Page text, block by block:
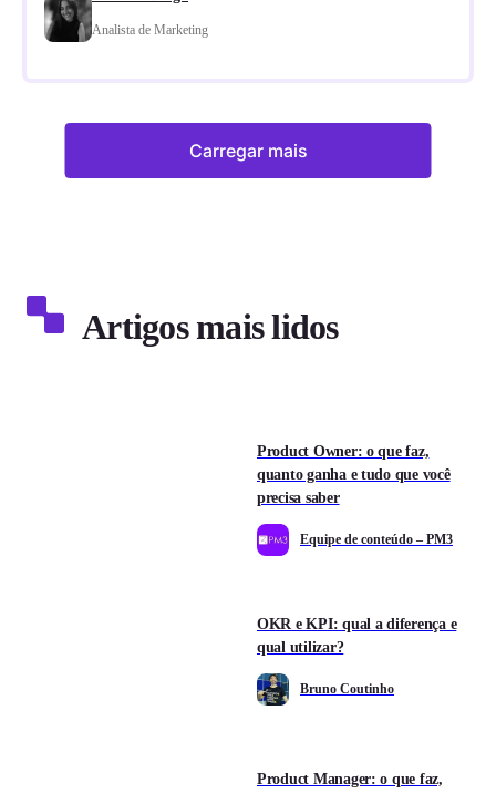
Analista de Marketing
Carregar mais
Artigos mais lidos
Product Owner: o que faz,
quanto ganha e tudo que você
precisa saber
Equipe de conteúdo – PM3
OKR e KPI: qual a diferença e
qual utilizar?
Bruno Coutinho
Product Manager: o que faz,